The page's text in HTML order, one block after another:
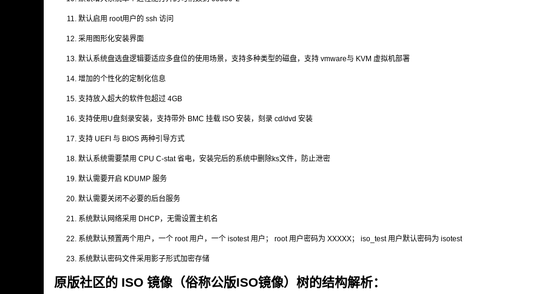
默认启用 root用户的 ssh 访问
采用图形化安装界面
默认系统盘选盘逻辑要适应多盘位的使用场景，支持多种类型的磁盘，支持 vmware与 KVM 虚拟机部署
增加的个性化的定制化信息
支持放入超大的软件包超过 4GB
支持使用U盘刻录安装，支持带外 BMC 挂载 ISO 安装，刻录 cd/dvd 安装
支持 UEFI 与 BIOS 两种引导方式
默认系统需要禁用 CPU C-stat 省电，安装完后的系统中删除ks文件，防止泄密
默认需要开启 KDUMP 服务
默认需要关闭不必要的后台服务
系统默认网络采用 DHCP，无需设置主机名
系统默认预置两个用户，一个 root 用户，一个 isotest 用户； root 用户密码为 XXXXX； iso_test 用户默认密码为 isotest
系统默认密码文件采用影子形式加密存储
原版社区的 ISO 镜像（俗称公版ISO镜像）树的结构解析：